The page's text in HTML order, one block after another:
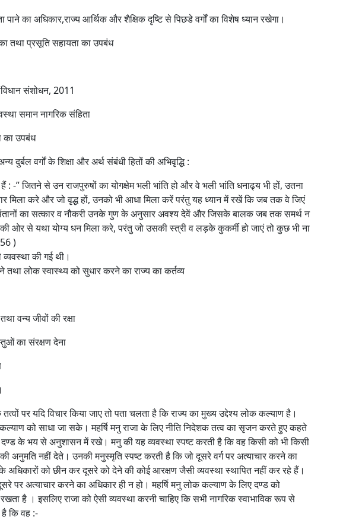
का अधिकार,राज्य आर्थिक और शैक्षिक दृष्टि से पिछडे वर्गों का विशेष ध्यान रखेगा।
तथा प्रसूति सहायता का उपबंध
संशोधन, 2011
समान नागरिक संहिता
का उपबंध
वर्गों के शिक्षा और अर्थ संबंधी हितों की अभिवृद्धि :
: -” जितने से उन राजपुरुषों का योगक्षेम भली भांति हो और वे भली भांति धनाढ्य भी हों, उतना
मिला करे और जो वृद्ध हों, उनको भी आधा मिला करें परंतु यह ध्यान में रखें कि जब तक वे जिएं
का सत्कार व नौकरी उनके गुण के अनुसार अवश्य देवें और जिसके बालक जब तक समर्थ न
ओर से यथा योग्य धन मिला करे, परंतु जो उसकी स्त्री व लड़के कुकर्मी हो जाएं तो कुछ भी ना
)
की गई थी।
लोक स्‍वास्‍थ्‍य को सुधार करने का राज्‍य का कर्तव्‍य
वन्‍य जीवों की रक्षा
का संरक्षण देना
पर यदि विचार किया जाए तो पता चलता है कि राज्य का मुख्य उद्देश्य लोक कल्याण है।
को साधा जा सके। महर्षि मनु राजा के लिए नीति निदेशक तत्व का सृजन करते हुए कहते
दण्ड के भय से अनुशासन में रखे। मनु की यह व्यवस्था स्पष्ट करती है कि वह किसी को भी किसी
अनुमति नहीं देते। उनकी मनुस्मृति स्पष्ट करती है कि जो दूसरे वर्ग पर अत्याचार करने का
को छीन कर दूसरे को देने की कोई आरक्षण जैसी व्यवस्था स्थापित नहीं कर रहे हैं।
पर अत्याचार करने का अधिकार ही न हो। महर्षि मनु लोक कल्याण के लिए दण्ड को
है । इसलिए राजा को ऐसी व्यवस्था करनी चाहिए कि सभी नागरिक स्वाभाविक रूप से
कि वह :-